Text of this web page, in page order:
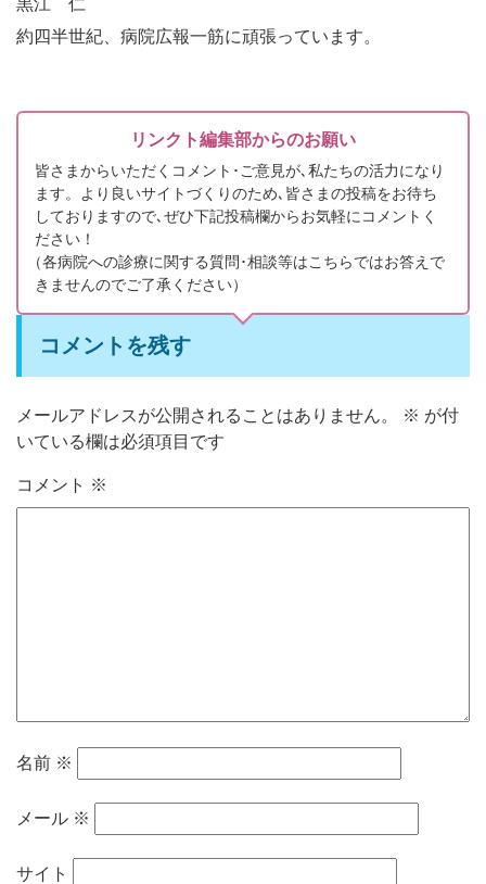
約四半世紀、病院広報一筋に頑張っています。
リンクト編集部からのお願い
皆さまからいただくコメント･ご意見が､私たちの活力になり
ます。より良いサイトづくりのため､皆さまの投稿をお待ち
しておりますので､ぜひ下記投稿欄からお気軽にコメントく
ださい！
（各病院への診療に関する質問･相談等はこちらではお答えで
きませんのでご了承ください）
コメントを残す
メールアドレスが公開されることはありません。 ※ が付
いている欄は必須項目です
コメント ※
名前 ※
メール ※
サイト